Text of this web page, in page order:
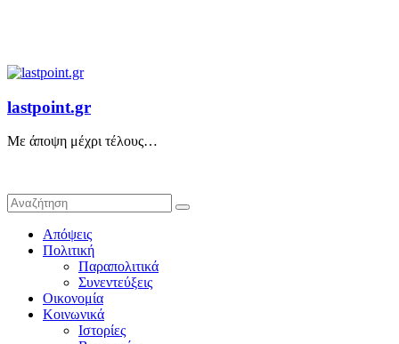
lastpoint.gr
Με άποψη μέχρι τέλους…
Απόψεις
Πολιτική
Παραπολιτικά
Συνεντεύξεις
Οικονομία
Κοινωνικά
Ιστορίες